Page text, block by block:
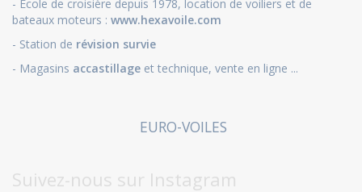
- Ecole de croisière depuis 1978, location de voiliers et de
bateaux moteurs : www.hexavoile.com
- Station de révision survie
- Magasins accastillage et technique, vente en ligne ...
EURO-VOILES
Suivez-nous sur Instagram